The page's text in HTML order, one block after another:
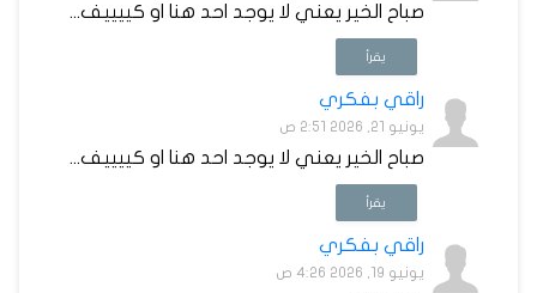
صباح الخير يعني لا يوجد احد هنا او كييييف...
يقرأ
راقي بفكري
يونيو 21, 2026 2:51 ص
صباح الخير يعني لا يوجد احد هنا او كييييف...
يقرأ
راقي بفكري
يونيو 19, 2026 4:26 ص